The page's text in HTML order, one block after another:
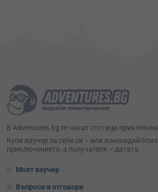
В Adventures.bg те чакат стотици
Kупи ваучер за себе си – или изненадай
приключението, а получателя – датата.
Моят ваучер
Въпроси и отговори